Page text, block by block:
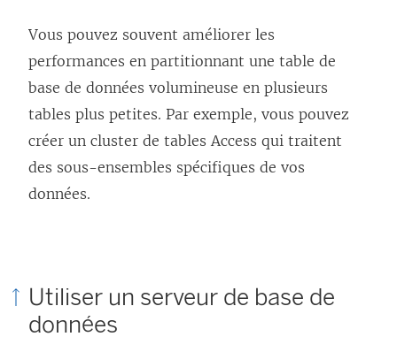
Vous pouvez souvent améliorer les
performances en partitionnant une table de
base de données volumineuse en plusieurs
tables plus petites. Par exemple, vous pouvez
créer un cluster de tables Access qui traitent
des sous-ensembles spécifiques de vos
données.
Utiliser un serveur de base de
données